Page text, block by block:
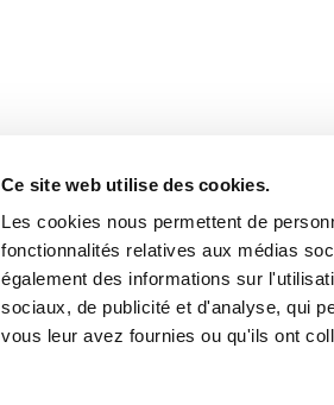
Ce site web utilise des cookies.
Les cookies nous permettent de
fonctionnalités relatives aux médias
également des informations sur
sociaux, de publicité et d'analyse, qui
vous leur avez fournies ou qu'ils ont